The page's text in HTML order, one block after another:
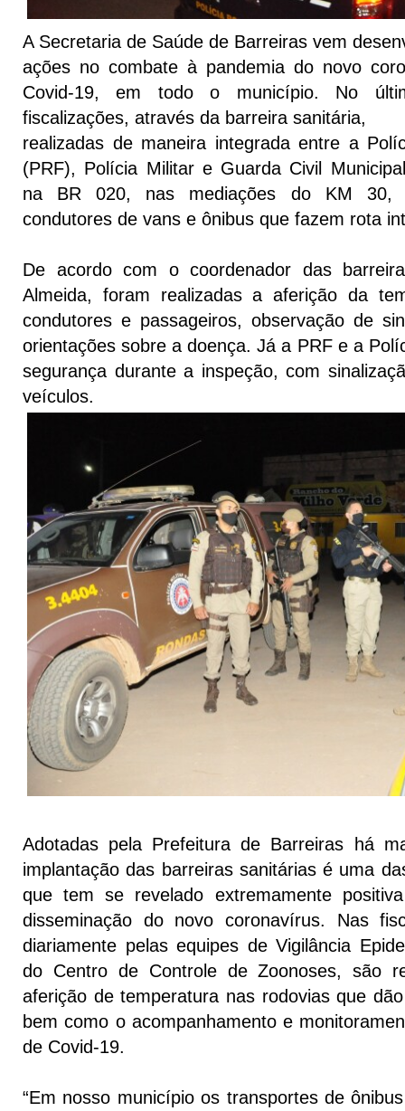
A Secretaria de Saúde de Barreiras vem
ações no combate à pandemia do novo
Covid-19, em todo o município. No
fiscalizações, através da barreira sanitária,
realizadas de maneira integrada entre a
(PRF), Polícia Militar e Guarda Civil
na BR 020, nas mediações do KM 30,
condutores de vans e ônibus que fazem rota
De acordo com o coordenador das
Almeida, foram realizadas a aferição da
condutores e passageiros, observação de
orientações sobre a doença. Já a PRF e a
segurança durante a inspeção, com
veículos.
Adotadas pela Prefeitura de Barreiras há
implantação das barreiras sanitárias é uma
que tem se revelado extremamente
disseminação do novo coronavírus. Nas
diariamente pelas equipes de Vigilância
do Centro de Controle de Zoonoses, são
aferição de temperatura nas rodovias que
bem como o acompanhamento e
de Covid-19.
“Em nosso município os transportes de